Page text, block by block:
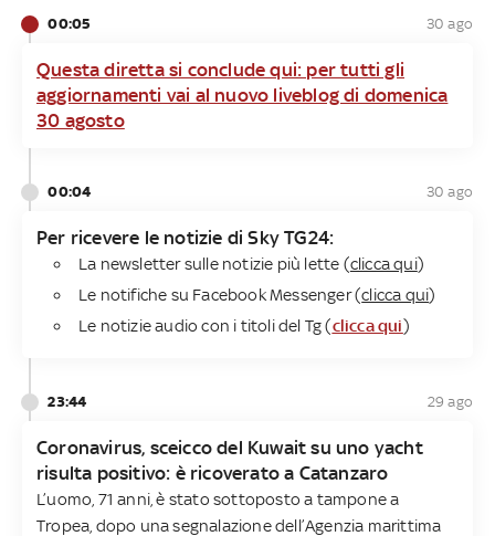
00:05 30 ago
Questa diretta si conclude qui: per tutti gli
aggiornamenti vai al nuovo liveblog di domenica
30 agosto
00:04 30 ago
Per ricevere le notizie di Sky TG24:
La newsletter sulle notizie più lette (clicca qui)
Le notifiche su Facebook Messenger (clicca qui)
Le notizie audio con i titoli del Tg (clicca qui)
23:44 29 ago
Coronavirus, sceicco del Kuwait su uno yacht
risulta positivo: è ricoverato a Catanzaro
L’uomo, 71 anni, è stato sottoposto a tampone a
Tropea, dopo una segnalazione dell’Agenzia marittima